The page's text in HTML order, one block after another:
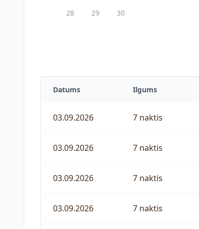
28 29 30
Datums Ilgums
03.09.2026 7 naktis
03.09.2026 7 naktis
03.09.2026 7 naktis
03.09.2026 7 naktis